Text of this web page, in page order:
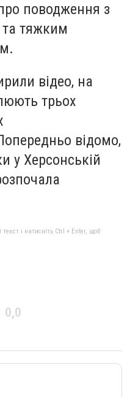
поводження з
тяжким
відео, на
трьох
відомо,
у Херсонській
і натисніть Ctrl + Enter, щоб
0,0